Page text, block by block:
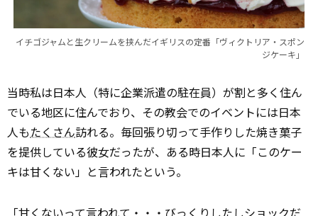
イチゴジャムと生クリームを挟んだイギリスの定番「ヴィクトリア・スポン
ジケーキ」
当時私は日本人（特に企業派遣の駐在員）が割と多く住ん
でいる地区に住んでおり、その教会でのイベントには日本
人もたくさん訪れる。毎回張り切って手作りした焼き菓子
を提供している彼女だったが、ある時日本人に「このケー
キは甘くない」と言われたという。